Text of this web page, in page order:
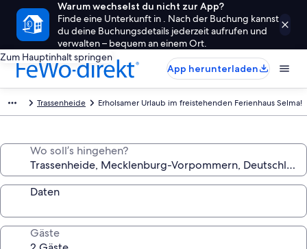
Warum wechselst du nicht zur App?
Finde eine Unterkunft in . Nach der Buchung kannst
du deine Buchungsdetails jederzeit aufrufen und
verwalten – bequem an einem Ort.
Zum Hauptinhalt springen
App herunterladen
Trassenheide Erholsamer Urlaub im freistehenden Ferienhaus Selma!
Wo soll’s hingehen?
Daten
Gäste